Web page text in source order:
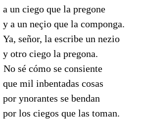
que la pregone
que la componga.
la escribe un nezio
la pregona.
cómo se consiente
cosas
se bendan
que las toman.